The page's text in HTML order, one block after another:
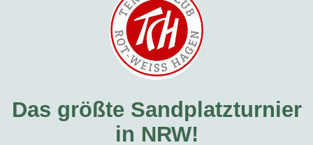
Das größte Sandplatzturnier
in NRW!